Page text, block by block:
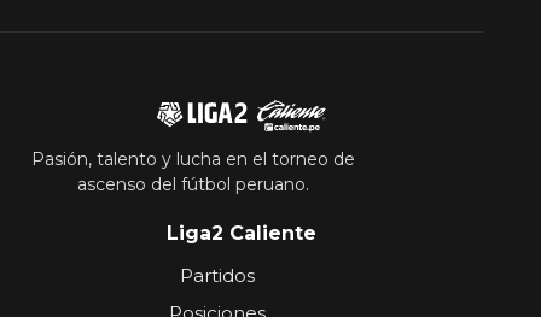
Pasión, talento y lucha en el torneo de
ascenso del fútbol peruano.
Liga2 Caliente
Partidos